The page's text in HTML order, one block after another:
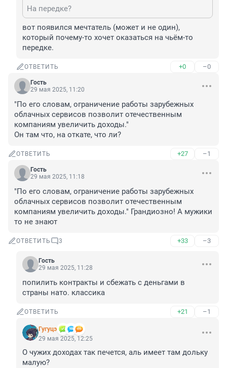
На передке?
вот появился мечтатель (может и не один),
который почему-то хочет оказаться на чьём-то
передке.
ОТВЕТИТЬ +0 –0
Гость
29 мая 2025, 11:20
"По его словам, ограничение работы зарубежных
облачных сервисов позволит отечественным
компаниям увеличить доходы."
Он там что, на откате, что ли?
ОТВЕТИТЬ +27 –1
Гость
29 мая 2025, 11:18
"По его словам, ограничение работы зарубежных
облачных сервисов позволит отечественным
компаниям увеличить доходы." Грандиозно! А мужики
то не знают
ОТВЕТИТЬ 3 +33 –3
Гость
29 мая 2025, 11:28
попилить контракты и сбежать с деньгами в
страны нато. классика
ОТВЕТИТЬ +21 –1
Гугуцэ
29 мая 2025, 12:25
О чужих доходах так печется, аль имеет там дольку
малую?